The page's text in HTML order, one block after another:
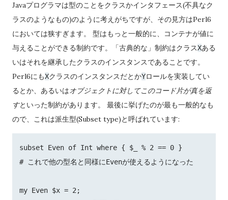
Javaプログラマは型のことをクラスかインタフェース(不具なク
ラスのようなもの)のように考えがちですが、その見方はPerl6
においては狭すぎます。 型はもっと一般的に、コンテナが値に
与えることができる制約です。「古典的な」制約はクラスXある
いはそれを継承したクラスのインスタンスであることです。
Perl6にもXクラスのインスタンスだとかYロールを実装してい
るとか、あるいはオブジェクトに対してこのコード片が真を返
すといった制約があります。 最後に挙げたのが最も一般的なも
ので、これは派生型(Subset type)と呼ばれています:
subset Even of Int where { $_ % 2 == 0 }
# これで他の型名と同様にEvenが使えるようになった
my Even $x = 2;